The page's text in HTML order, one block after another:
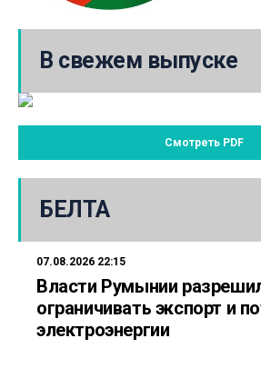
В свежем выпуске
Смотреть PDF
БЕЛТА
07.08.2026 22:15
Власти Румынии
ограничивать экспорт и
электроэнергии